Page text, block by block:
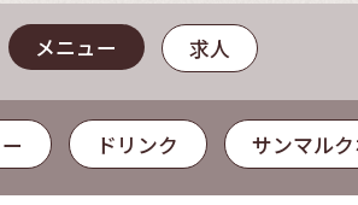
メニュー 求人
ドリンク サンマル